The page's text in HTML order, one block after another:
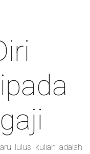
lulus kuliah adalah